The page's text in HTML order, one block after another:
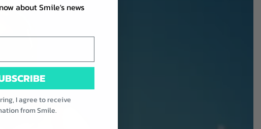
about Smile's news
I agree to receive
from Smile.